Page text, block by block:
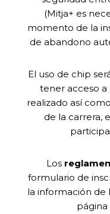
(Mitja+ es
momento de la
de abandono
El uso de chip
tener acceso
realizado así
de la carrera,
Los
formulario de
la información de